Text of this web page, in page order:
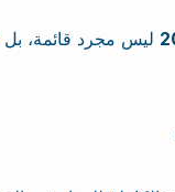
ليس مجرد قائمة، بل